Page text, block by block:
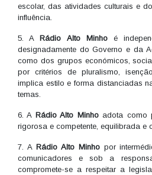
escolar, das atividades culturais e
influência.
5. ARádio Alto Minhoé
designadamente do Governo e da
como dos grupos económicos,
por critérios de pluralismo,
implica estilo e forma distanciadas
temas.
6. A Rádio Alto Minhoadota como
rigorosa e competente, equilibrada e
7. A Rádio Alto Minhopor
comunicadores e sob a
compromete-se a respeitar a